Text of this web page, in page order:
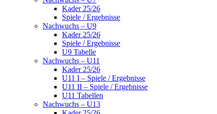
Kader 25/26
Spiele / Ergebnisse
Nachwuchs – U9
Kader 25/26
Spiele / Ergebnisse
U9 Tabelle
Nachwuchs – U11
Kader 25/26
U11 I – Spiele / Ergebnisse
U11 II – Spiele / Ergebnisse
U11 Tabellen
Nachwuchs – U13